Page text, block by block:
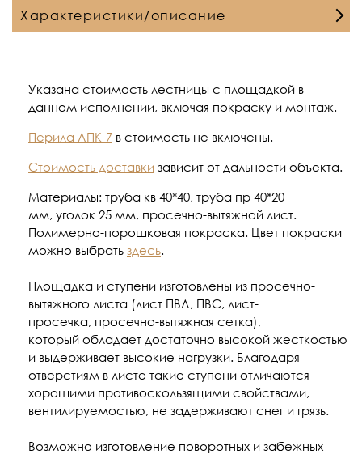
Характеристики/описание
Указана стоимость лестницы с площадкой в
данном исполнении, включая покраску и монтаж.
Перила ЛПК-7 в стоимость не включены.
Стоимость доставки зависит от дальности объекта.
Материалы: труба кв 40*40, труба пр 40*20
мм, уголок 25 мм, просечно-вытяжной лист.
Полимерно-порошковая покраска. Цвет покраски
можно выбрать здесь.
Площадка и ступени изготовлены из просечно-
вытяжного листа (лист ПВЛ, ПВС, лист-
просечка, просечно-вытяжная сетка),
который обладает достаточно высокой жесткостью
и выдерживает высокие нагрузки. Благодаря
отверстиям в листе такие ступени отличаются
хорошими противоскользящими свойствами,
вентилируемостью, не задерживают снег и грязь.
Возможно изготовление поворотных и забежных